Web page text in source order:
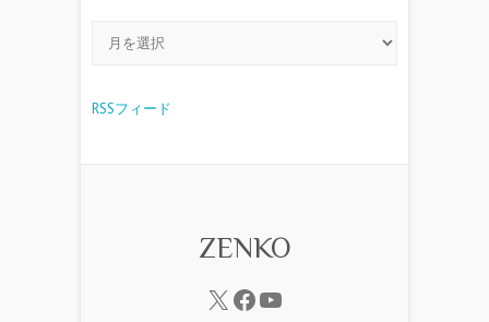
RSSフィード
ZENKO